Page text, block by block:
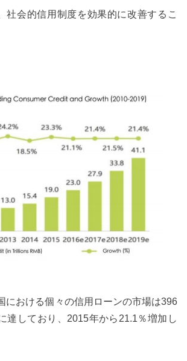
社会的信用制度を効果的に改善するこ
における個々の信用ローンの市場は396
達しており、2015年から21.1％増加し